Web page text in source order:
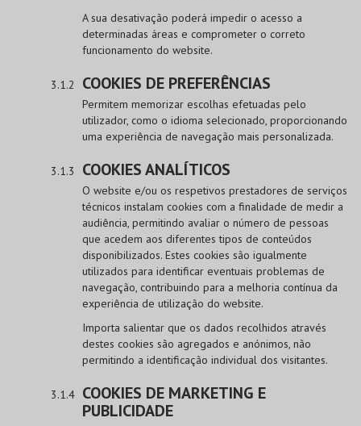
A sua desativação poderá impedir o acesso a
determinadas áreas e comprometer o correto
funcionamento do website.
COOKIES DE PREFERÊNCIAS
Permitem memorizar escolhas efetuadas pelo
utilizador, como o idioma selecionado, proporcionando
uma experiência de navegação mais personalizada.
COOKIES ANALÍTICOS
O website e/ou os respetivos prestadores de serviços
técnicos instalam cookies com a finalidade de medir a
audiência, permitindo avaliar o número de pessoas
que acedem aos diferentes tipos de conteúdos
disponibilizados. Estes cookies são igualmente
utilizados para identificar eventuais problemas de
navegação, contribuindo para a melhoria contínua da
experiência de utilização do website.
Importa salientar que os dados recolhidos através
destes cookies são agregados e anónimos, não
permitindo a identificação individual dos visitantes.
COOKIES DE MARKETING E
PUBLICIDADE